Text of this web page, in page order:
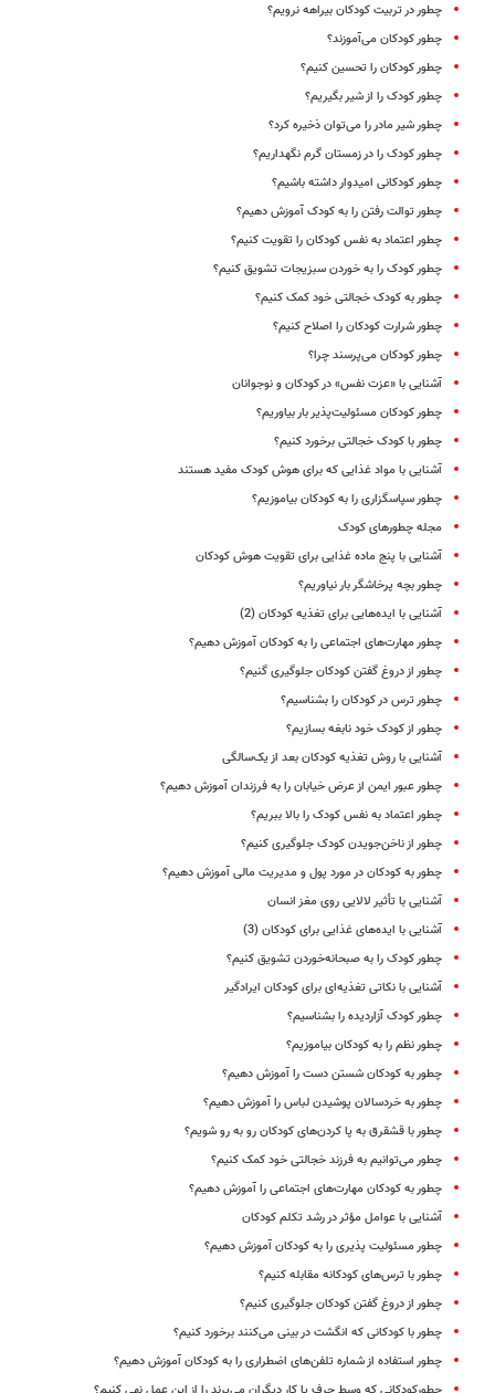
چطور در تربیت کودکان بیراهه نرویم؟
چطور کودکان می‌آموزند؟
چطور کودکان را تحسین کنیم؟
چطور کودک را از شیر بگیریم؟
چطور شیر مادر را می‌توان ذخیره کرد؟
چطور کودک را در زمستان گرم نگهداریم؟
چطور کودکانی امیدوار داشته باشیم؟
چطور توالت رفتن را به کودک آموزش دهیم؟
چطور اعتماد به نفس کودکان را تقویت کنیم؟
چطور کودک را به خوردن سبزیجات تشویق کنیم؟
چطور به کودک خجالتی خود کمک کنیم؟
چطور شرارت کودکان را اصلاح کنیم؟
چطور کودکان می‌پرسند چرا؟
آشنایی با «عزت نفس» در کودکان و نوجوانان
چطور کودکان مسئولیت‌پذیر بار بیاوریم؟
چطور با کودک خجالتی برخورد کنیم؟
آشنایی با مواد غذایی که برای هوش کودک مفید هستند
چطور سپاسگزاری را به کودکان بیاموزیم؟
مجله چطورهای کودک
آشنایی با پنج ماده غذایی برای تقویت هوش کودکان
چطور بچه پرخاشگر بار نیاوریم؟
آشنایی با ایده‌هایی برای تغذیه کودکان (2)
چطور مهارت‌های اجتماعی را به کودکان آموزش دهیم؟
چطور از دروغ گفتن کودکان جلوگیری گنیم؟
چطور ترس در کودکان را بشناسیم؟
چطور از کودک خود نابغه بسازیم؟
آشنایی با روش تغذیه کودکان بعد از یک‌سالگی
چطور عبور ایمن از عرض خیابان را به فرزندان آموزش دهیم؟
چطور اعتماد به نفس کودک را بالا ببریم؟
چطور از ناخن‌جویدن کودک جلوگیری کنیم؟
چطور به کودکان در مورد پول و مدیریت مالی آموزش دهیم؟
آشنایی با تأثیر لالایی روی مغز انسان
آشنایی با ایده‌‌های غذایی برای کودکان (3)
چطور کودک را به صبحانه‌خوردن تشویق کنیم؟
آشنایی با نکاتی تغذیه‌ای برای کودکان ایرادگیر
چطور کودک ‌آزاردیده را بشناسیم؟
چطور نظم را به کودکان بیاموزیم؟
چطور به کودکان شستن دست را آموزش دهیم؟
چطور به خردسالان پوشیدن لباس را آموزش دهیم؟
چطور با قشقرق‌ به پا کردن‌های کودکان رو به رو شویم؟
چطور می‌توانیم به فرزند خجالتی خود کمک کنیم؟
چطور به کودکان مهارت‌های اجتماعی را آموزش دهیم؟
آشنایی با عوامل مؤثر در رشد تکلم کودکان
چطور مسئولیت پذیری را به کودکان آموزش دهیم؟
چطور با ترس‌های کودکانه مقابله کنیم؟
چطور از دروغ گفتن کودکان جلوگیری کنیم؟
چطور با کودکانی که انگشت در بینی می‌کنند برخورد کنیم؟
چطور استفاده از شماره‌ تلفن‌های اضطراری را به کودکان آموزش دهیم؟